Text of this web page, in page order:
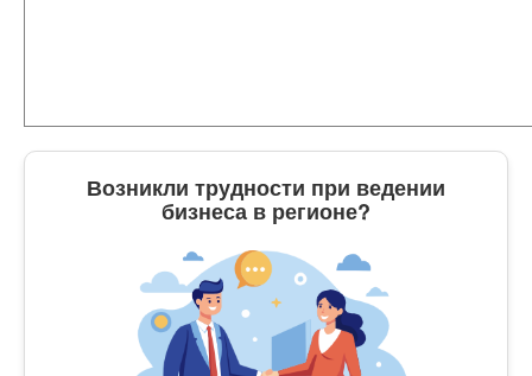
Возникли трудности при ведении
бизнеса в регионе?